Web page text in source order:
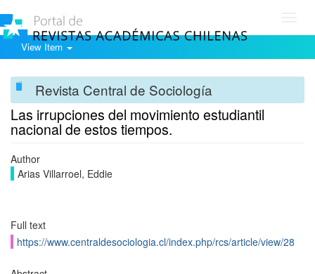
View Item
Revista Central de Sociología
Las irrupciones del movimiento estudiantil
nacional de estos tiempos.
Author
Arias Villarroel, Eddie
Full text
https://www.centraldesociologia.cl/index.php/rcs/article/view/28